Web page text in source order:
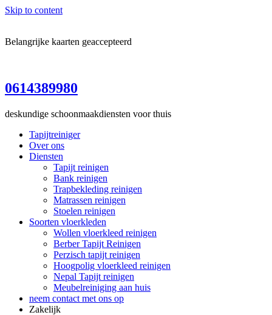
Skip to content
Belangrijke kaarten geaccepteerd
0614389980
deskundige schoonmaakdiensten voor thuis
Tapijtreiniger
Over ons
Diensten
Tapijt reinigen
Bank reinigen
Trapbekleding reinigen
Matrassen reinigen
Stoelen reinigen
Soorten vloerkleden
Wollen vloerkleed reinigen
Berber Tapijt Reinigen
Perzisch tapijt reinigen
Hoogpolig vloerkleed reinigen
Nepal Tapijt reinigen
Meubelreiniging aan huis
neem contact met ons op
Zakelijk